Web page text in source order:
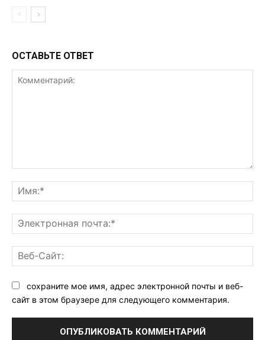
ОСТАВЬТЕ ОТВЕТ
сохраните мое имя, адрес электронной почты и веб-
сайт в этом браузере для следующего комментария.